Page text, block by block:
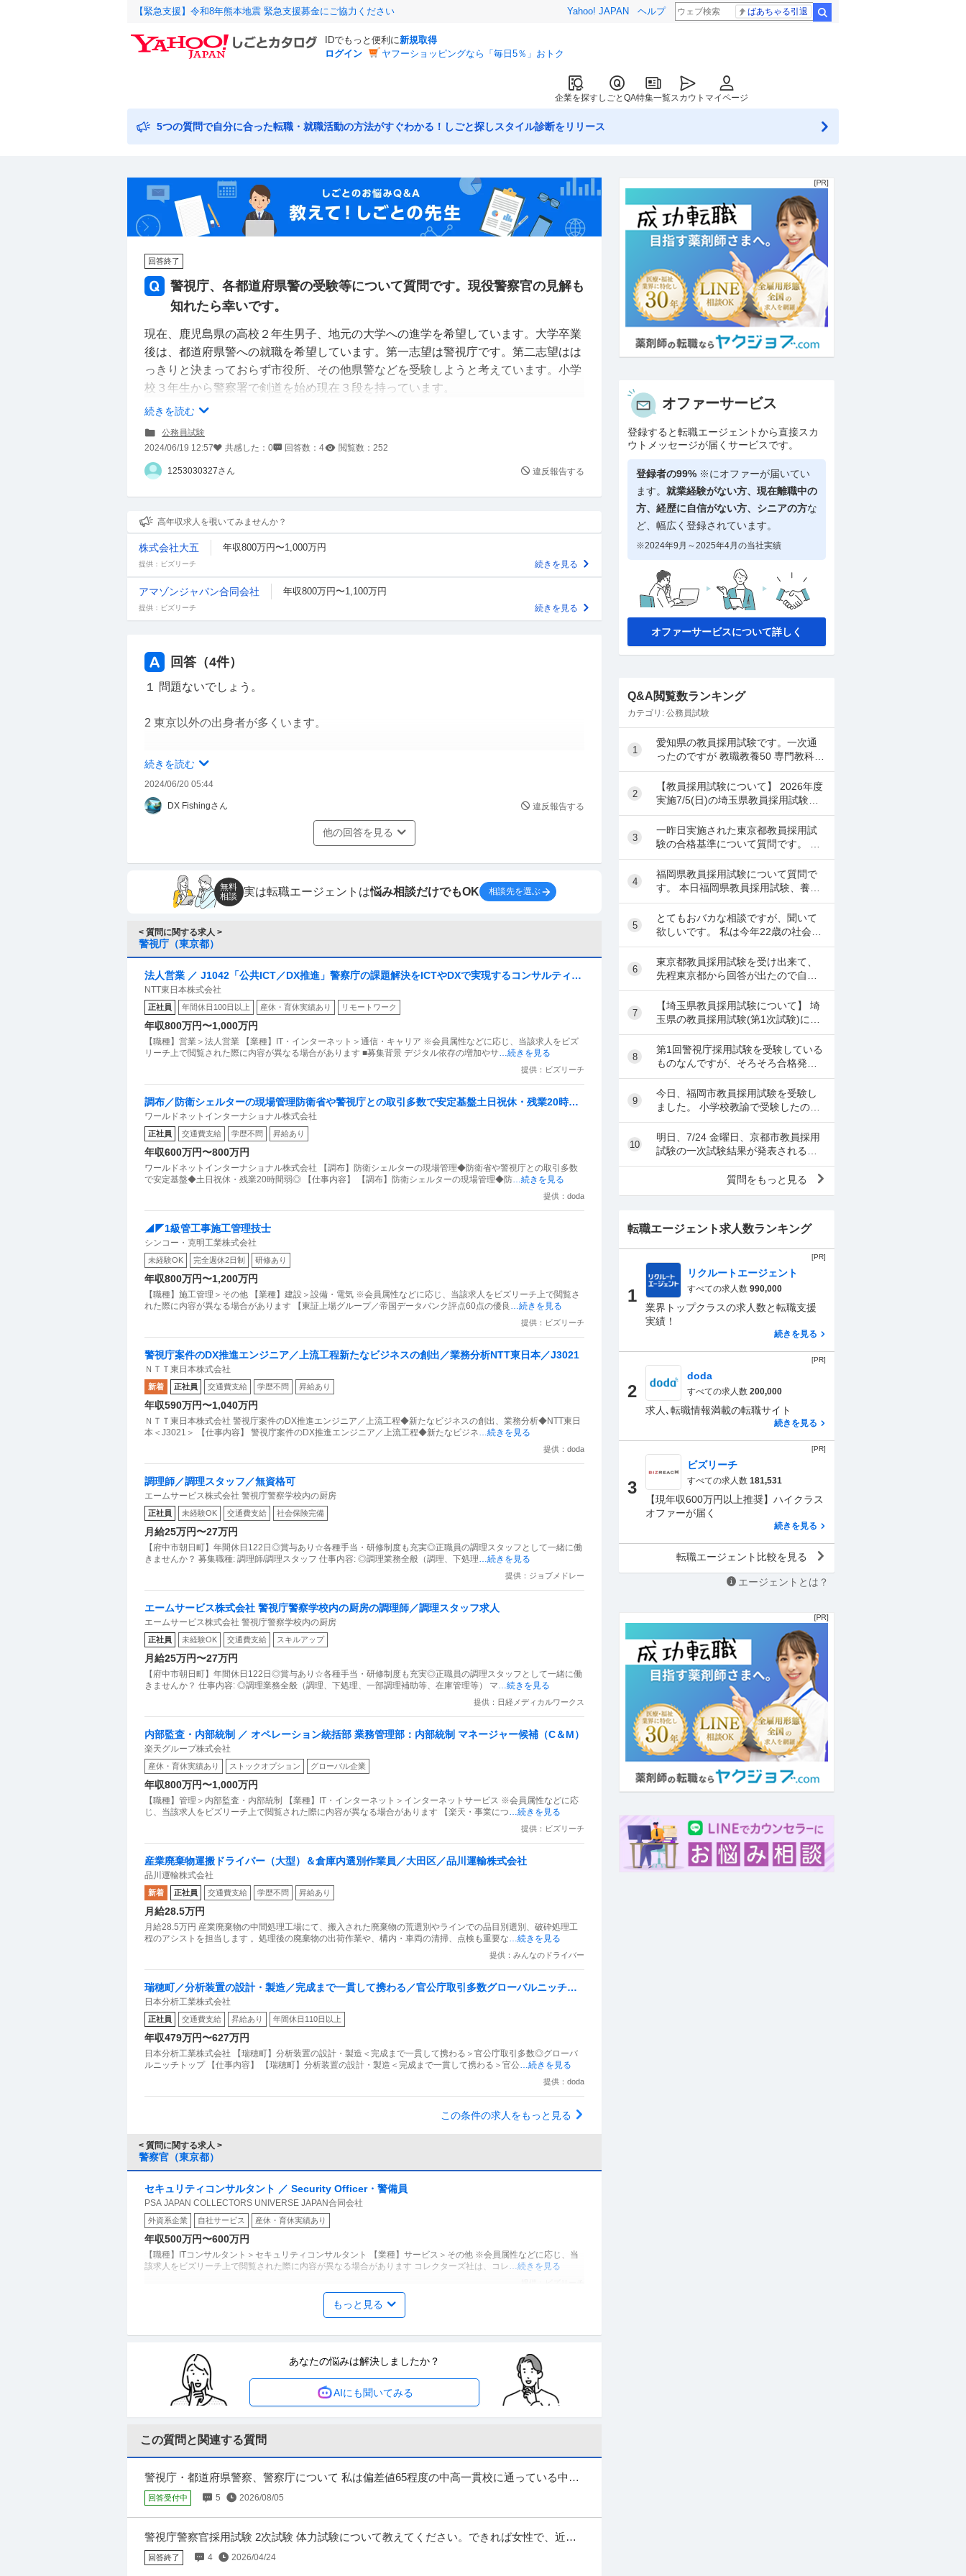
【緊急支援】令和8年熊本地震 緊急支援募金にご協力ください Yahoo! JAPAN ヘルプ ばあちゃる引退
IDでもっと便利に新規取得
ログイン
ヤフーショッピングなら「毎日5％」おトク
企業を探すしごとQA特集一覧スカウト マイページ
5つの質問で自分に合った転職・就職活動の方法がすぐわかる！しごと探しスタイル診断をリリース
回答終了
警視庁、各都道府県警の受験等について質問です。現役警察官の見解も
知れたら幸いです。
現在、鹿児島県の高校２年生男子、地元の大学への進学を希望しています。大学卒業
後は、都道府県警への就職を希望しています。第一志望は警視庁です。第二志望はは
っきりと決まっておらず市役所、その他県警などを受験しようと考えています。小学
校３年生から警察署で剣道を始め現在３段を持っています。
質問があります。
覚症状もなく、検査に異常はありません。そして、高校に入学する一か月前に交通事
故に遭い、左肩鎖関節脱臼、左鎖骨を骨折し手術を受けました。肩に抜く必要のない
ボルトが入っています。リハビリも順調に進み、生活にも差し支えなく、剣道も通常
通りほぼ毎日稽古しています。そこで質問です。心臓や肩の手術歴があっても職務に
差し支えなければ採用を頂くことは可能でしょうか？
２、警視庁の警察官の方々はやはり東京出身の方が多いのでしょうか。それとも、東
京以外の出身の方も多いのでしょうか？
３、受験に向けて早いうちに準備すべきこと、やっておいて良かったこと等ありまし
たら教えて頂きたいです。
倍率が高く狭き門ということは承知しております。将来が不安です。助言を頂ければ
幸いです。
続きを読む
公務員試験
2024/06/19 12:57
共感した： 0 回答数： 4 閲覧数： 252
1253030327さん 違反報告する
高年収求人を覗いてみませんか？
株式会社大五 年収800万円〜1,000万円
提供：ビズリーチ 続きを見る
アマゾンジャパン合同会社 年収800万円〜1,100万円
提供：ビズリーチ 続きを見る
回答（4件）
１ 問題ないでしょう。
2 東京以外の出身者が多くいます。
3 勉強と部活動。あなたの場合は剣道ですね。
それから、狭き門にしたくなかったら…高卒で警視庁に入ってしまうことです。格段
に広き門になります。
続きを読む
2024/06/20 05:44
DX Fishingさん 違反報告する
他の回答を見る
無料
相談
実は転職エージェントは悩み相談だけでもOK 相談先を選ぶ
< 質問に関する求人 >
警視庁（東京都）
法人営業 ／ J1042「公共ICT／DX推進」警察庁の課題解決をICTやDXで実現するコンサルティン
グ営業
NTT東日本株式会社
正社員 年間休日100日以上 産休・育休実績あり リモートワーク
年収800万円〜1,000万円
【職種】営業＞法人営業 【業種】IT・インターネット＞通信・キャリア ※会員属性などに応じ、当該求人をビズ
リーチ上で閲覧された際に内容が異なる場合があります ■募集背景 デジタル依存の増加やサ…続きを見る
提供：ビズリーチ
調布／防衛シェルターの現場管理防衛省や警視庁との取引多数で安定基盤土日祝休・残業20時間
弱
ワールドネットインターナショナル株式会社
正社員 交通費支給 学歴不問 昇給あり
年収600万円〜800万円
ワールドネットインターナショナル株式会社 【調布】防衛シェルターの現場管理◆防衛省や警視庁との取引多数
で安定基盤◆土日祝休・残業20時間弱◎ 【仕事内容】 【調布】防衛シェルターの現場管理◆防…続きを見る
提供：doda
◢◤1級管工事施工管理技士
シンコー・克明工業株式会社
未経験OK 完全週休2日制 研修あり
年収800万円〜1,200万円
【職種】施工管理＞その他 【業種】建設＞設備・電気 ※会員属性などに応じ、当該求人をビズリーチ上で閲覧さ
れた際に内容が異なる場合があります 【東証上場グループ／帝国データバンク評点60点の優良 …続きを見る
提供：ビズリーチ
警視庁案件のDX推進エンジニア／上流工程新たなビジネスの創出／業務分析NTT東日本／J3021
ＮＴＴ東日本株式会社
新着 正社員 交通費支給 学歴不問 昇給あり
年収590万円〜1,040万円
ＮＴＴ東日本株式会社 警視庁案件のDX推進エンジニア／上流工程◆新たなビジネスの創出、業務分析◆NTT東日
本＜J3021＞ 【仕事内容】 警視庁案件のDX推進エンジニア／上流工程◆新たなビジネ…続きを見る
提供：doda
調理師／調理スタッフ／無資格可
エームサービス株式会社 警視庁警察学校内の厨房
正社員 未経験OK 交通費支給 社会保険完備
月給25万円〜27万円
【府中市朝日町】年間休日122日◎賞与あり☆各種手当・研修制度も充実◎正職員の調理スタッフとして一緒に働
きませんか？ 募集職種: 調理師/調理スタッフ 仕事内容: ◎調理業務全般（調理、下処理…続きを見る
提供：ジョブメドレー
エームサービス株式会社 警視庁警察学校内の厨房の調理師／調理スタッフ求人
エームサービス株式会社 警視庁警察学校内の厨房
正社員 未経験OK 交通費支給 スキルアップ
月給25万円〜27万円
【府中市朝日町】年間休日122日◎賞与あり☆各種手当・研修制度も充実◎正職員の調理スタッフとして一緒に働
きませんか？ 仕事内容: ◎調理業務全般（調理、下処理、一部調理補助等、在庫管理等） マ…続きを見る
提供：日経メディカルワークス
内部監査・内部統制 ／ オペレーション統括部 業務管理部：内部統制 マネージャー候補（C＆M）
楽天グループ株式会社
産休・育休実績あり ストックオプション グローバル企業
年収800万円〜1,000万円
【職種】管理＞内部監査・内部統制 【業種】IT・インターネット＞インターネットサービス ※会員属性などに応
じ、当該求人をビズリーチ上で閲覧された際に内容が異なる場合があります 【楽天・事業につ…続きを見る
提供：ビズリーチ
産業廃棄物運搬ドライバー（大型）＆倉庫内選別作業員／大田区／品川運輸株式会社
品川運輸株式会社
新着 正社員 交通費支給 学歴不問 昇給あり
月給28.5万円
月給28.5万円 産業廃棄物の中間処理工場にて、搬入された廃棄物の荒選別やラインでの品目別選別、破砕処理工
程のアシストを担当します 。処理後の廃棄物の出荷作業や、構内・車両の清掃、点検も重要な…続きを見る
提供：みんなのドライバー
瑞穂町／分析装置の設計・製造／完成まで一貫して携わる／官公庁取引多数グローバルニッチト
ップ
日本分析工業株式会社
正社員 交通費支給 昇給あり 年間休日110日以上
年収479万円〜627万円
日本分析工業株式会社 【瑞穂町】分析装置の設計・製造＜完成まで一貫して携わる＞官公庁取引多数◎グローバ
ルニッチトップ 【仕事内容】 【瑞穂町】分析装置の設計・製造＜完成まで一貫して携わる＞官公…続きを見る
提供：doda
この条件の求人をもっと見る
< 質問に関する求人 >
警察官（東京都）
セキュリティコンサルタント ／ Security Officer・警備員
PSA JAPAN COLLECTORS UNIVERSE JAPAN合同会社
外資系企業 自社サービス 産休・育休実績あり
年収500万円〜600万円
【職種】ITコンサルタント＞セキュリティコンサルタント 【業種】サービス＞その他 ※会員属性などに応じ、当
該求人をビズリーチ上で閲覧された際に内容が異なる場合があります コレクターズ社は、コレ…続きを見る
週2在宅／10時始業×残業少！警察官昇任試験用参考書等の編集業務
時給1,800円
ブランクOK/英語力不要/土日祝日が休み 治安関係機関向け試験関連の専門出版社でのお仕事です。法律書籍の編
集業務全般をお任せします。主に警察官昇任試験用参考書・問題集の編集作業となります。 【…続きを見る
内部監査・内部統制 ／ グループコンプライアンス統括部 リスク管理部 照会管理課：照会担当
（RMD）
楽天グループ株式会社
未経験OK 職場内禁煙 残業月20時間以内
年収800万円〜1,000万円
【職種】管理＞内部監査・内部統制 【業種】IT・インターネット＞インターネットサービス ※会員属性などに応
じ、当該求人をビズリーチ上で閲覧された際に内容が異なる場合があります ️楽天・事業につ…続きを見る
提供：ビズリーチ
警察官・消防士の方も活躍中！／営業総合職／未経験からでも固定給36万円スタート！！
もっと見る
あなたの悩みは解決しましたか？
AIにも聞いてみる
この質問と関連する質問
警視庁・都道府県警察、警察庁について 私は偏差値65程度の中高一貫校に通っている中学
二年生です。 私は以前から過去のある経験により人・社会を守る仕事に...
回答受付中 5 2026/08/05
警視庁警察官採用試験 2次試験 体力試験について教えてください。できれば女性で、近年
実際に受験したことのある方ですと大変有り難いです。 【質問】 ①回数...
回答終了 4 2026/04/24
オファーサービス
登録すると転職エージェントから直接スカ
ウトメッセージが届くサービスです。
登録者の99% ※にオファーが届いてい
ます。 就業経験がない方、現在離職中の
方、 経歴に自信がない方、シニアの方な
ど、幅広く登録されています。
※2024年9月～2025年4月の当社実績
オファーサービスについて詳しく
Q&A閲覧数ランキング
カテゴリ: 公務員試験
1
愛知県の教員採用試験です。一次通
ったのですが 教職教養50 専門教科50
小論文D でした。小学校です。 さす
がに２次試験で面接頑張っても受か
んないで...
2
【教員採用試験について】 2026年度
実施7/5(日)の埼玉県教員採用試験を
受けました。 一般・教職教養の自己
採点は調べながら行ったのですが、
専門教養(国...
3
一昨日実施された東京都教員採用試
験の合格基準について質問です。 身
内が受験したのですが、教職教養も
専門教養も6割取れましたが、数学が
0点だったとのことです...
4
福岡県教員採用試験について質問で
す。 本日福岡県教員採用試験、養護
教諭を受験しました。 合格最低点が
公表されていないのですが、だいた
い何割とれば一次試験は...
5
とてもおバカな相談ですが、聞いて
欲しいです。 私は今年22歳の社会人
です。専門学校を卒業して社会人2年
目になります。 現在社労士の勉強を
して社労士を目指...
6
東京都教員採用試験を受け出来て、
先程東京都から回答が出たので自己
採点してみました。 教職教養 84点
小学校全科 55点です。 小論文は可も
なく不可もなく...
7
【埼玉県教員採用試験について】 埼
玉県の教員採用試験(第1次試験)に合
格しました。勉強期間が短く、自己
採点も高くはなかったため、合格す
るとは思っていません...
8
第1回警視庁採用試験を受験している
ものなんですが、そろそろ合格発表
なのでしょうか。 また、何時頃に発
表されるものなのでしょうか。
9
今日、福岡市教員採用試験を受験し
ました。 小学校教諭で受験したので
すが、 自己採点してみて、あくまで
正答率ですが、 小学校全科 78% 教職
教養 62....
10
明日、7/24 金曜日、京都市教員採用
試験の一次試験結果が発表されるの
ですが、何時から発表か掲載されて
なくて、どなたかわかる方教えてく
質問をもっと見る
転職エージェント求人数ランキング
[PR]
1
リクルートエージェント
すべての求人数 990,000
業界トップクラスの求人数と転職支援
実績！
続きを見る
[PR]
2
doda
すべての求人数 200,000
求人､転職情報満載の転職サイト
続きを見る
[PR]
3
ビズリーチ
すべての求人数 181,531
【現年収600万円以上推奨】ハイクラス
オファーが届く
続きを見る
転職エージェント比較を見る
エージェントとは？